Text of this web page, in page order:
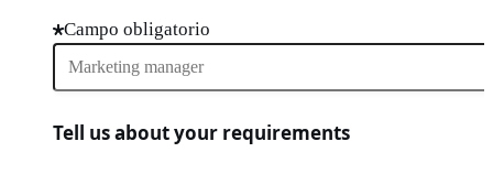
Campo obligatorio
Tell us about your requirements